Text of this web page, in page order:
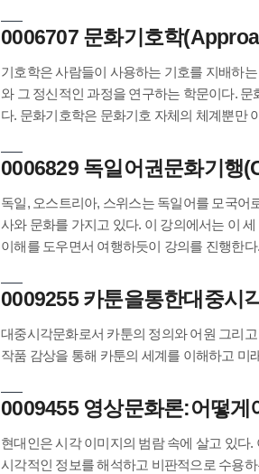
0006707 문화기호학
기호학은 사람들이 사용하는 기호를 지배하
와 그 정신적인 과정을 연구하는 학문이다.
다. 문화기호학은 문화기호 자체의 체계뿐만
0006829 독일어권문화기
독일, 오스트리아, 스위스는 독일어를 모국어
사와 문화를 가지고 있다. 이 강의에서는 이
이해를 도우면서 여행하듯이 강의를 진행한다.
0009255 카툰을통한대중시
대중시각문화로서 카툰의 정의와 어원 그리
작품 감상을 통해 카툰의 세계를 이해하고 미
0009455 영상문화론:어떻
현대인은 시각 이미지의 범람 속에 살고 있다
시각적인 정보를 해석하고 비판적으로 수용